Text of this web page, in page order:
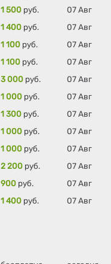
1 500 руб.
07 Авг
1 400 руб.
07 Авг
1 100 руб.
07 Авг
1 100 руб.
07 Авг
3 000 руб.
07 Авг
1 000 руб.
07 Авг
1 300 руб.
07 Авг
1 000 руб.
07 Авг
1 000 руб.
07 Авг
2 200 руб.
07 Авг
900 руб.
07 Авг
1 400 руб. 07 Авг